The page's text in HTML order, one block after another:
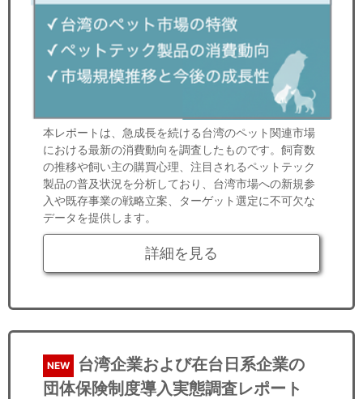
本レポートは、急成長を続ける台湾のペット関連市場
における最新の消費動向を調査したものです。飼育数
の推移や飼い主の購買心理、注目されるペットテック
製品の普及状況を分析しており、台湾市場への新規参
入や既存事業の戦略立案、ターゲット選定に不可欠な
データを提供します。
詳細を見る
NEW
台湾企業および在台日系企業の
団体保険制度導入実態調査レポート